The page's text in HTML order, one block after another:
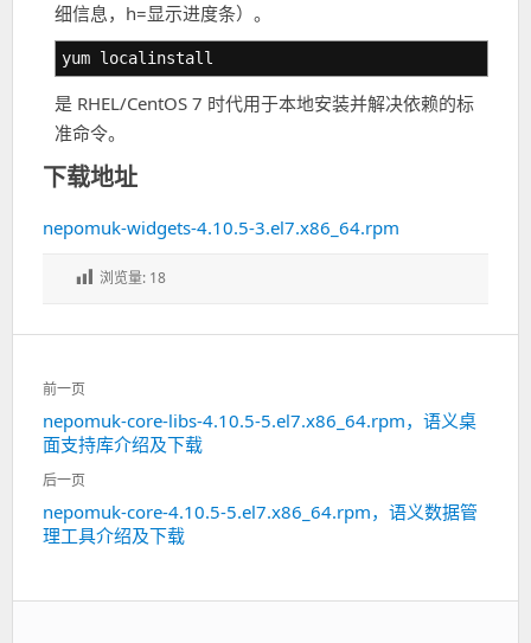
细信息，h=显示进度条）。
yum localinstall
是 RHEL/CentOS 7 时代用于本地安装并解决依赖的标
准命令。
下载地址
nepomuk-widgets-4.10.5-3.el7.x86_64.rpm
浏览量: 18
文
章
导
航
前一页
上
一
篇：
nepomuk-core-libs-4.10.5-5.el7.x86_64.rpm，语义桌
面支持库介绍及下载
后一页
下
一
nepomuk-core-4.10.5-5.el7.x86_64.rpm，语义数据管
理工具介绍及下载